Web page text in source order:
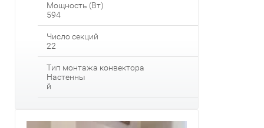
Мощность (Вт)
594
Число секций
22
Тип монтажа конвектора
Настенны
й